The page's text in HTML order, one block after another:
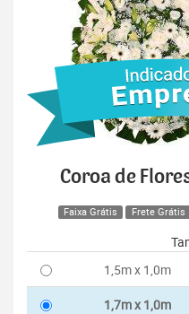
Coroa de
Faixa Grátis Frete Grátis
1,5m x 1,0m
1,7m x 1,0m